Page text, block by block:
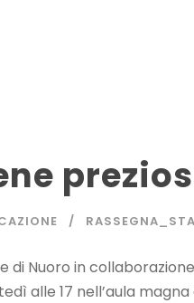
di Nuoro in
alle 17 nell’aula